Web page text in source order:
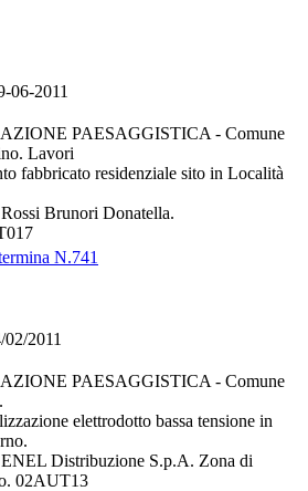
06-2011
PAESAGGISTICA - Comune
Lavori
fabbricato residenziale sito in Località
Brunori Donatella.
N.741
2011
PAESAGGISTICA - Comune
elettrodotto bassa tensione in
Distribuzione S.p.A. Zona di
02AUT13